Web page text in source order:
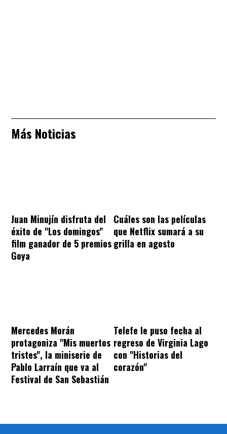
Más Noticias
Juan Minujín disfruta del
éxito de "Los domingos"
film ganador de 5 premios
Goya
Cuáles son las películas
que Netflix sumará a su
grilla en agosto
Mercedes Morán
protagoniza "Mis muertos
tristes", la miniserie de
Pablo Larraín que va al
Festival de San Sebastián
Telefe le puso fecha al
regreso de Virginia Lago
con "Historias del
corazón"